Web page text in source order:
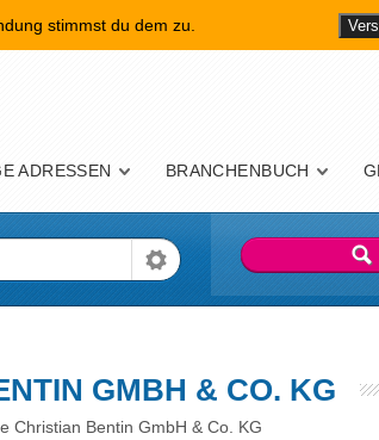
ADRESSEN BRANCHENBUCH
GMBH & CO. KG
Christian Bentin GmbH & Co. KG
stimmst du dem zu.